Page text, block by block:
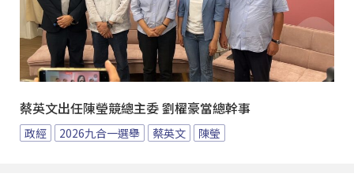
蔡英文出任陳瑩競總主委 劉櫂豪當總幹事
政經 2026九合一選舉 蔡英文 陳瑩